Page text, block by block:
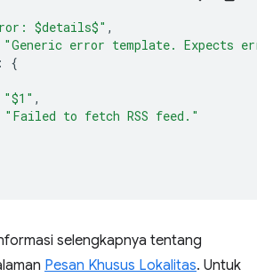
$details$" ,
"Generic error template. Expects
:
{
"$1" ,
"Failed to fetch RSS feed."
selengkapnya tentang
Pesan Khusus Lokalitas. Untuk